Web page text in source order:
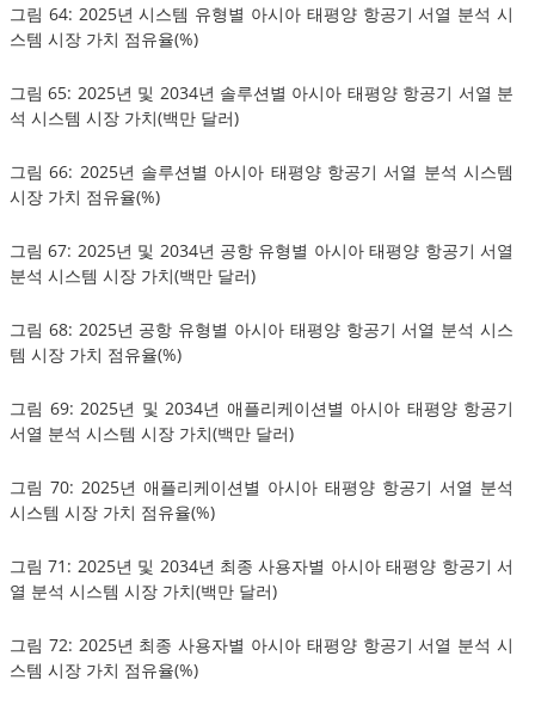
그림 64: 2025년 시스템 유형별 아시아 태평양 항공기 서열 분석 시
스템 시장 가치 점유율(%)
그림 65: 2025년 및 2034년 솔루션별 아시아 태평양 항공기 서열 분
석 시스템 시장 가치(백만 달러)
그림 66: 2025년 솔루션별 아시아 태평양 항공기 서열 분석 시스템
시장 가치 점유율(%)
그림 67: 2025년 및 2034년 공항 유형별 아시아 태평양 항공기 서열
분석 시스템 시장 가치(백만 달러)
그림 68: 2025년 공항 유형별 아시아 태평양 항공기 서열 분석 시스
템 시장 가치 점유율(%)
그림 69: 2025년 및 2034년 애플리케이션별 아시아 태평양 항공기
서열 분석 시스템 시장 가치(백만 달러)
그림 70: 2025년 애플리케이션별 아시아 태평양 항공기 서열 분석
시스템 시장 가치 점유율(%)
그림 71: 2025년 및 2034년 최종 사용자별 아시아 태평양 항공기 서
열 분석 시스템 시장 가치(백만 달러)
그림 72: 2025년 최종 사용자별 아시아 태평양 항공기 서열 분석 시
스템 시장 가치 점유율(%)